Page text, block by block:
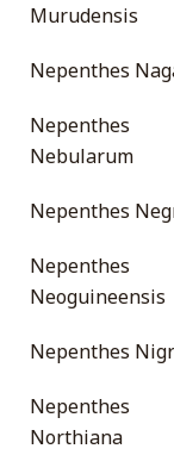
Murudensis
Nepenthes
Nepenthes
Nebularum
Nepenthes
Nepenthes
Neoguineensis
Nepenthes
Nepenthes
Northiana